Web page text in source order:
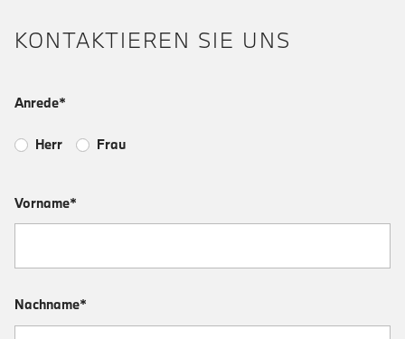
KONTAKTIEREN SIE UNS
Anrede*
Herr Frau
Vorname*
Nachname*